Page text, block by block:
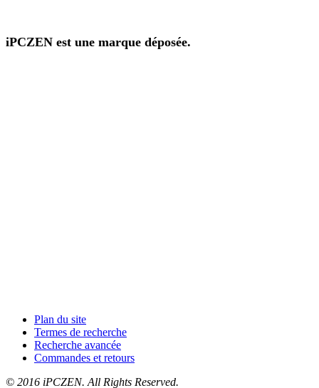
iPCZEN est une marque déposée.
Plan du site
Termes de recherche
Recherche avancée
Commandes et retours
© 2016 iPCZEN. All Rights Reserved.